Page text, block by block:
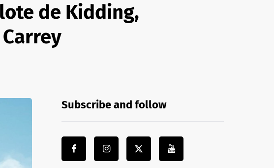
de Kidding,
Subscribe and follow